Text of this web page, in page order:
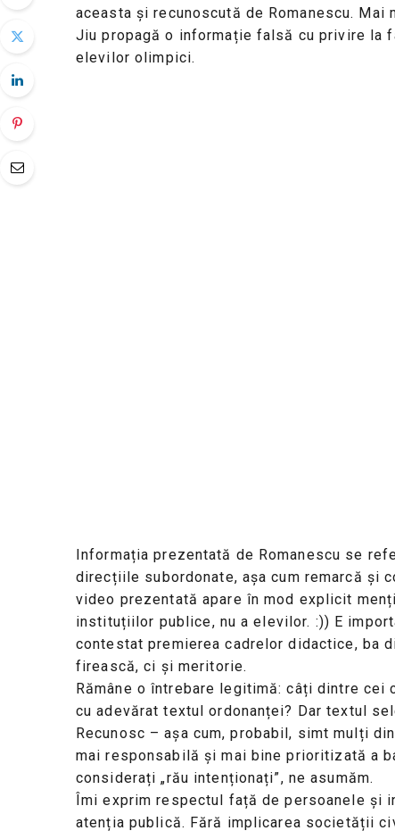
aceasta și recunoscută de Romanescu.
Jiu propagă o informație falsă cu privire la
elevilor olimpici.
Informația prezentată de Romanescu se
direcțiile subordonate, așa cum remarcă și
video prezentată apare în mod explicit
instituțiilor publice, nu a elevilor. :)) E
contestat premierea cadrelor didactice, ba
firească, ci și meritorie.
Rămâne o întrebare legitimă: câți dintre
cu adevărat textul ordonanței? Dar textul
Recunosc – așa cum, probabil, simt mulți
mai responsabilă și mai bine prioritizată a
considerați „rău intenționați”, ne asumăm.
Îmi exprim respectul față de persoanele și
atenția publică. Fără implicarea societății